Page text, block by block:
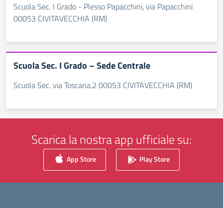
Scuola Sec. I Grado - Plesso Papacchini, via Papacchini
00053 CIVITAVECCHIA (RM)
Scuola Sec. I Grado – Sede Centrale
Scuola Sec. via Toscana,2 00053 CIVITAVECCHIA (RM)
Scarica la nostra app ufficiale su:
App Store Play Store